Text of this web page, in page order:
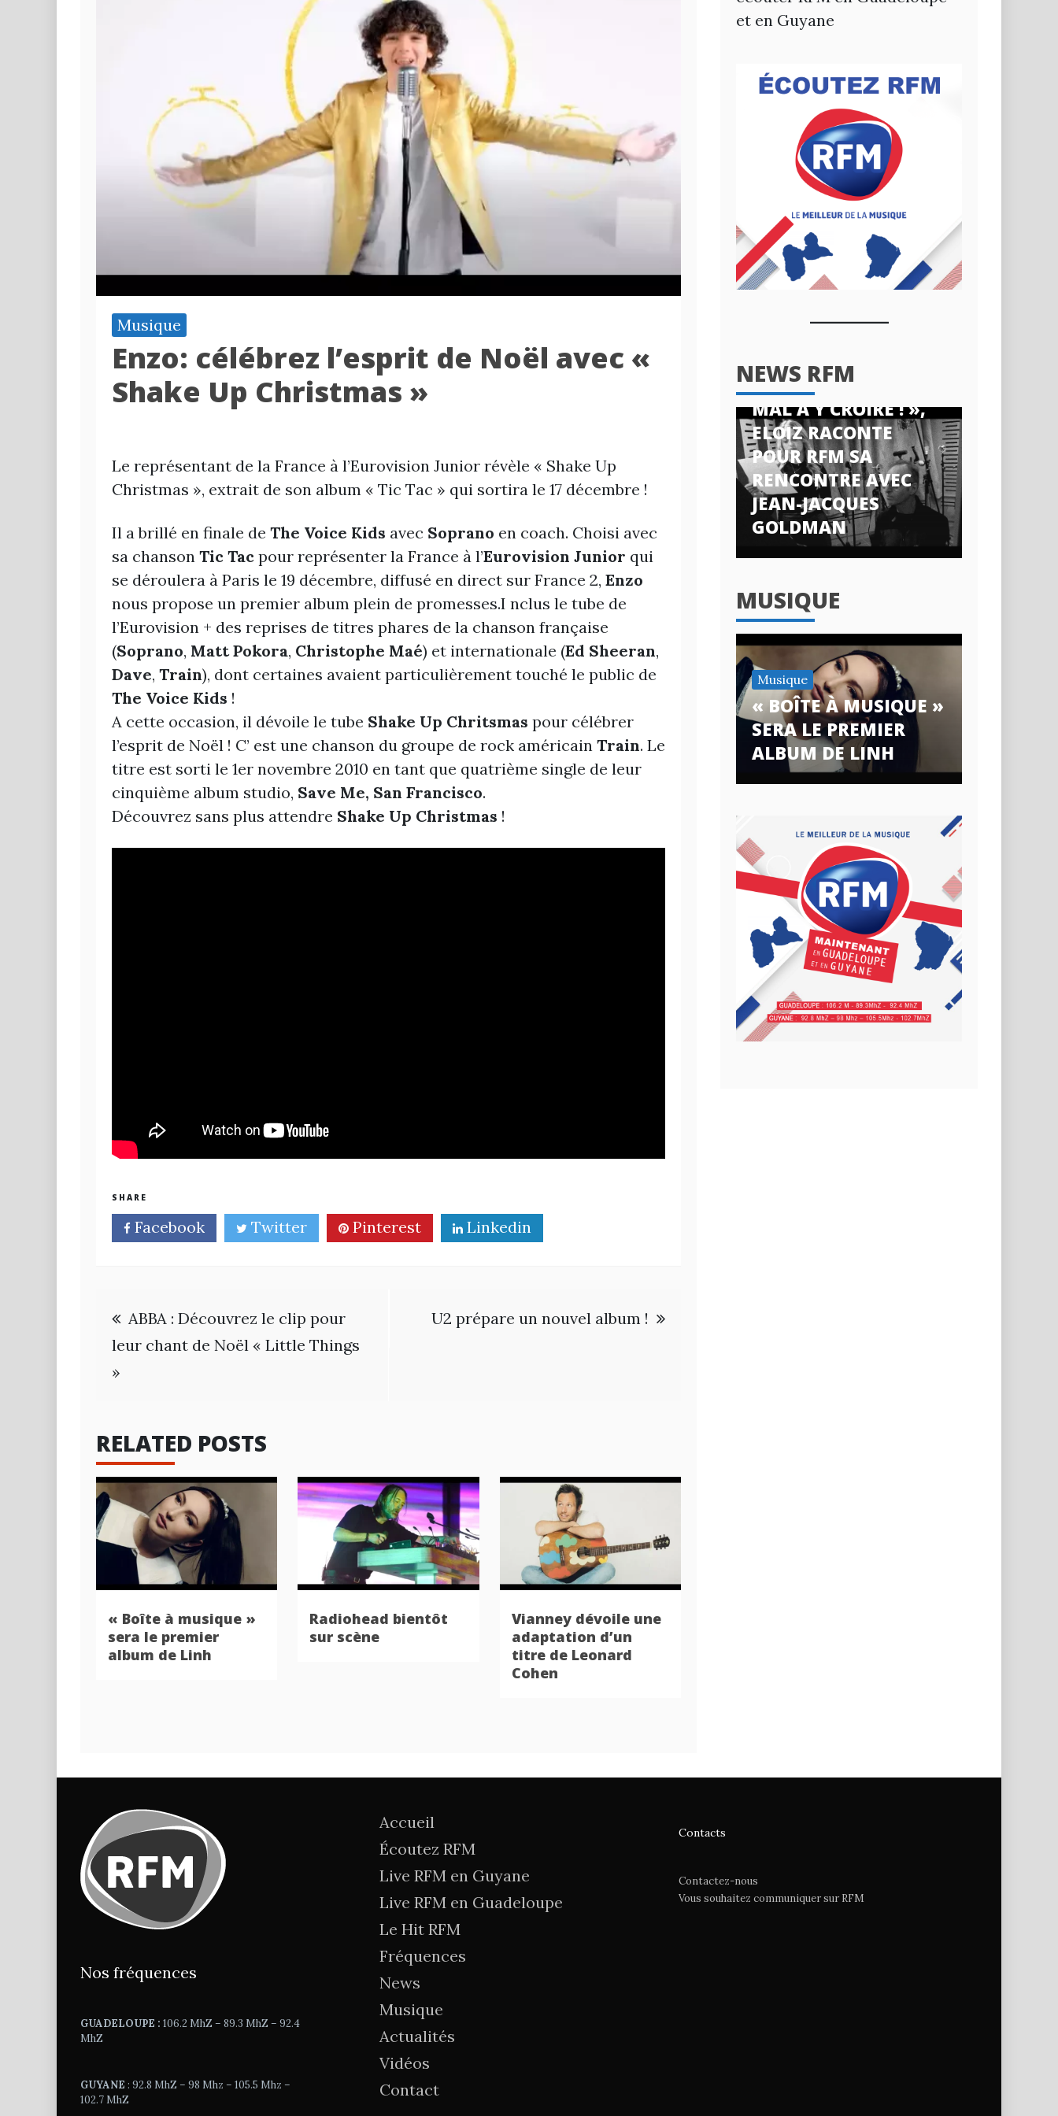
Musique
Enzo: célébrez l’esprit de Noël avec «
Shake Up Christmas »
Le représentant de la France à l’Eurovision Junior révèle « Shake Up
Christmas », extrait de son album « Tic Tac » qui sortira le 17 décembre !
Il a brillé en finale de The Voice Kids avec Soprano en coach. Choisi avec
sa chanson Tic Tac pour représenter la France à l’Eurovision Junior qui
se déroulera à Paris le 19 décembre, diffusé en direct sur France 2, Enzo
nous propose un premier album plein de promesses.I nclus le tube de
l’Eurovision + des reprises de titres phares de la chanson française
(Soprano, Matt Pokora, Christophe Maé) et internationale (Ed Sheeran,
Dave, Train), dont certaines avaient particulièrement touché le public de
The Voice Kids !
A cette occasion, il dévoile le tube Shake Up Chritsmas pour célébrer
l’esprit de Noël ! C’ est une chanson du groupe de rock américain Train. Le
titre est sorti le 1er novembre 2010 en tant que quatrième single de leur
cinquième album studio, Save Me, San Francisco.
Découvrez sans plus attendre Shake Up Christmas !
SHARE
Facebook Twitter Pinterest Linkedin
Navigation
de
ABBA : Découvrez le clip pour
leur chant de Noël « Little Things
»
U2 prépare un nouvel album !
RELATED POSTS
« Boîte à musique »
sera le premier
album de Linh
Radiohead bientôt
sur scène
Vianney dévoile une
adaptation d’un
titre de Leonard
Cohen
et en Guyane
NEWS RFM
« J’AI ENCORE DU
MAL À Y CROIRE ! »,
ELOIZ RACONTE
POUR RFM SA
RENCONTRE AVEC
JEAN-JACQUES
GOLDMAN
MUSIQUE
Musique
« BOÎTE À MUSIQUE »
SERA LE PREMIER
ALBUM DE LINH
Nos fréquences
GUADELOUPE : 106.2 MhZ – 89.3 MhZ – 92.4
MhZ
GUYANE : 92.8 MhZ – 98 Mhz – 105.5 Mhz –
102.7 MhZ
Accueil
Écoutez RFM
Live RFM en Guyane
Live RFM en Guadeloupe
Le Hit RFM
Fréquences
News
Musique
Actualités
Vidéos
Contact
Contacts
Contactez-nous
Vous souhaitez communiquer sur RFM